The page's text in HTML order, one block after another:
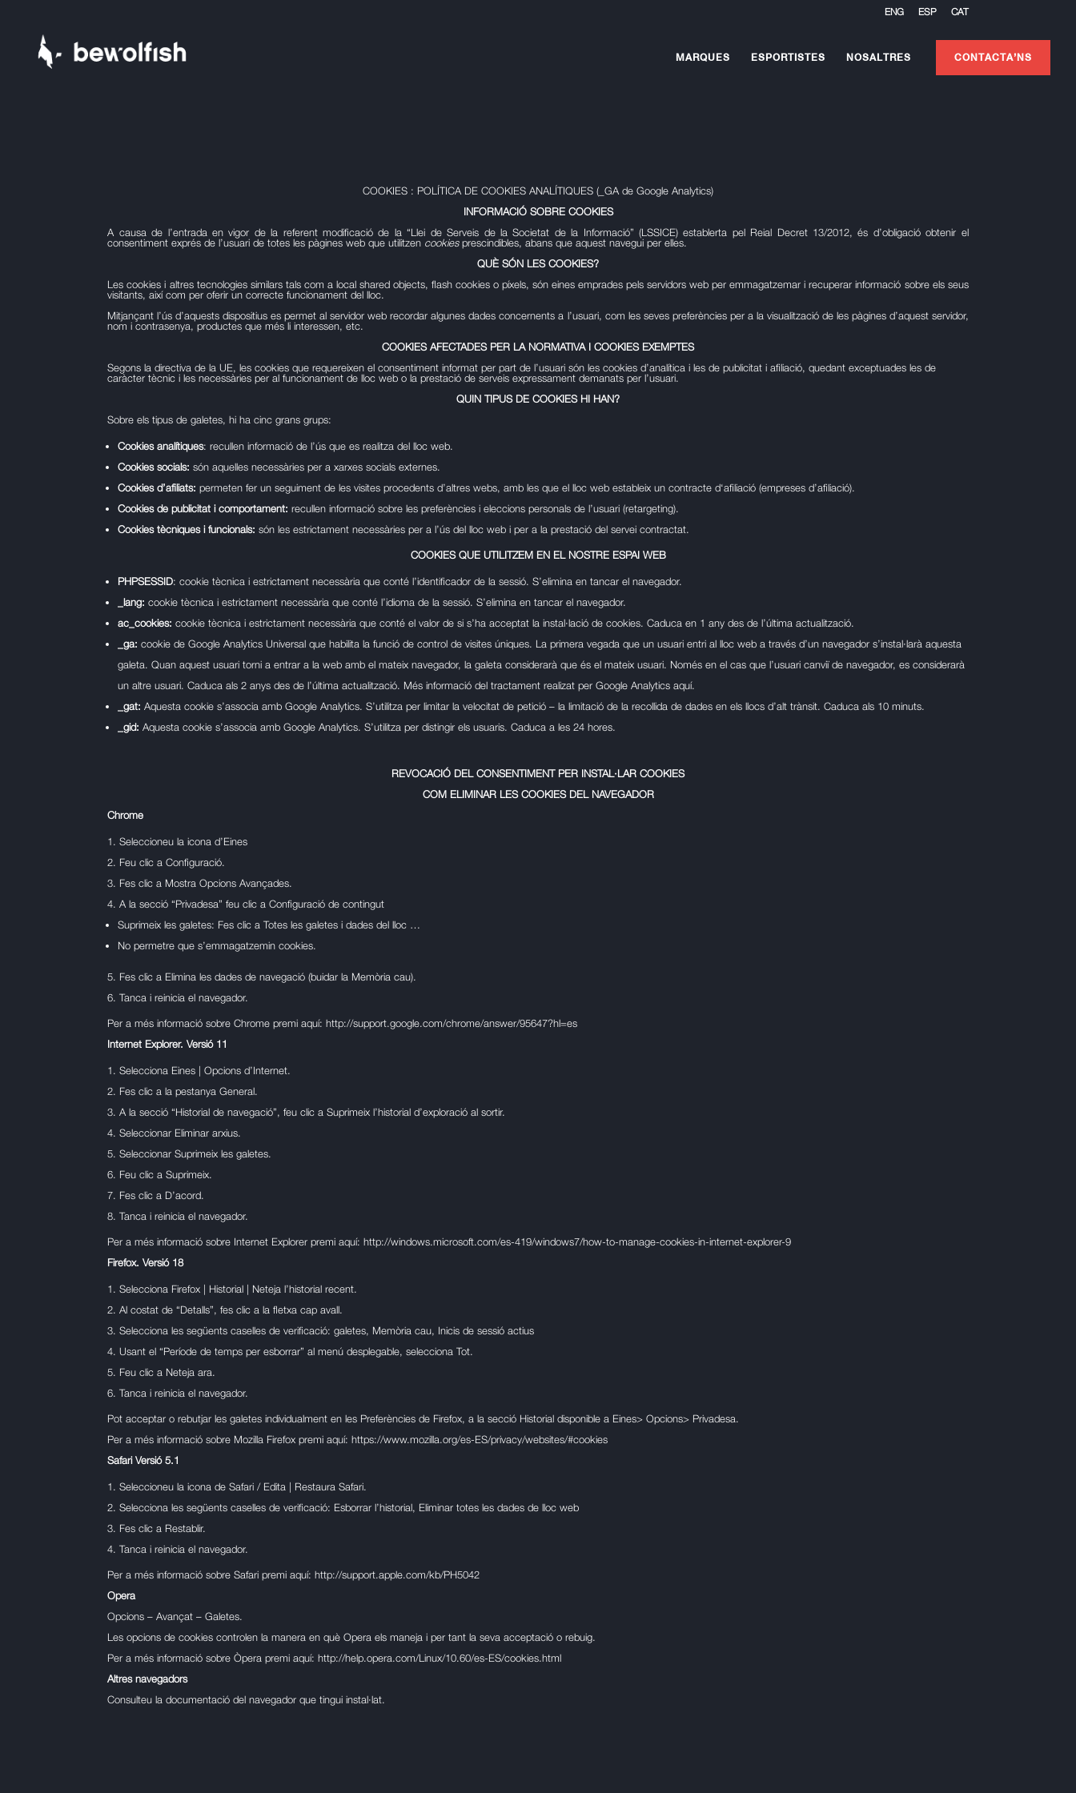
ENG ESP CAT
MARQUES ESPORTISTES NOSALTRES CONTACTA’NS
COOKIES : POLÍTICA DE COOKIES ANALÍTIQUES (_GA de Google Analytics)
INFORMACIÓ SOBRE COOKIES
A causa de l’entrada en vigor de la referent modificació de la “Llei de Serveis de la Societat de la Informació” (LSSICE) establerta pel Reial Decret 13/2012, és d’obligació obtenir el
consentiment exprés de l’usuari de totes les pàgines web que utilitzen cookiesprescindibles, abans que aquest navegui per elles.
QUÈ SÓN LES COOKIES?
Les cookies i altres tecnologies similars tals com a local shared objects, flash cookies o píxels, són eines emprades pels servidors web per emmagatzemar i recuperar informació sobre els seus
visitants, així com per oferir un correcte funcionament del lloc.
Mitjançant l’ús d’aquests dispositius es permet al servidor web recordar algunes dades concernents a l’usuari, com les seves preferències per a la visualització de les pàgines d’aquest servidor,
nom i contrasenya, productes que més li interessen, etc.
COOKIES AFECTADES PER LA NORMATIVA I COOKIES EXEMPTES
Segons la directiva de la UE, les cookies que requereixen el consentiment informat per part de l’usuari són les cookies d’analítica i les de publicitat i afiliació, quedant exceptuades les de
caràcter tècnic i les necessàries per al funcionament de lloc web o la prestació de serveis expressament demanats per l’usuari.
QUIN TIPUS DE COOKIES HI HAN?
Sobre els tipus de galetes, hi ha cinc grans grups:
Cookies analítiques: recullen informació de l’ús que es realitza del lloc web.
Cookies socials: són aquelles necessàries per a xarxes socials externes.
Cookies d’afiliats: permeten fer un seguiment de les visites procedents d’altres webs, amb les que el lloc web estableix un contracte d‘afiliació (empreses d’afiliació).
Cookies de publicitat i comportament: recullen informació sobre les preferències i eleccions personals de l’usuari (retargeting).
Cookies tècniques i funcionals: són les estrictament necessàries per a l’ús del lloc web i per a la prestació del servei contractat.
COOKIES QUE UTILITZEM EN EL NOSTRE ESPAI WEB
PHPSESSID: cookie tècnica i estrictament necessària que conté l’identificador de la sessió. S’elimina en tancar el navegador.
_lang: cookie tècnica i estrictament necessària que conté l’idioma de la sessió. S’elimina en tancar el navegador.
ac_cookies: cookie tècnica i estrictament necessària que conté el valor de si s’ha acceptat la instal·lació de cookies. Caduca en 1 any des de l’última actualització.
_ga: cookie de Google Analytics Universal que habilita la funció de control de visites úniques. La primera vegada que un usuari entri al lloc web a través d’un navegador s’instal·larà aquesta
galeta. Quan aquest usuari torni a entrar a la web amb el mateix navegador, la galeta considerarà que és el mateix usuari. Només en el cas que l’usuari canviï de navegador, es considerarà
un altre usuari. Caduca als 2 anys des de l’última actualització. Més informació del tractament realizat per Google Analyticsaquí.
_gat: Aquesta cookie s’associa amb Google Analytics. S’utilitza per limitar la velocitat de petició – la limitació de la recollida de dades en els llocs d’alt trànsit. Caduca als 10 minuts.
_gid: Aquesta cookie s’associa amb Google Analytics. S’utilitza per distingir els usuaris. Caduca a les 24 hores.
REVOCACIÓ DEL CONSENTIMENT PER INSTAL·LAR COOKIES
COM ELIMINAR LES COOKIES DEL NAVEGADOR
Chrome
Seleccioneu la icona d’Eines
Feu clic a Configuració.
Fes clic a Mostra Opcions Avançades.
A la secció “Privadesa” feu clic a Configuració de contingut
Suprimeix les galetes: Fes clic a Totes les galetes i dades del lloc …
No permetre que s’emmagatzemin cookies.
Fes clic a Elimina les dades de navegació (buidar la Memòria cau).
Tanca i reinicia el navegador.
Per a més informació sobre Chrome premi aquí:http://support.google.com/chrome/answer/95647?hl=es
Internet Explorer. Versió 11
Selecciona Eines | Opcions d’Internet.
Fes clic a la pestanya General.
A la secció “Historial de navegació”, feu clic a Suprimeix l’historial d’exploració al sortir.
Seleccionar Eliminar arxius.
Seleccionar Suprimeix les galetes.
Feu clic a Suprimeix.
Fes clic a D’acord.
Tanca i reinicia el navegador.
Per a més informació sobre Internet Explorer premi aquí:http://windows.microsoft.com/es-419/windows7/how-to-manage-cookies-in-internet-explorer-9
Firefox. Versió 18
Selecciona Firefox | Historial | Neteja l’historial recent.
Al costat de “Detalls”, fes clic a la fletxa cap avall.
Selecciona les següents caselles de verificació: galetes, Memòria cau, Inicis de sessió actius
Usant el “Període de temps per esborrar” al menú desplegable, selecciona Tot.
Feu clic a Neteja ara.
Tanca i reinicia el navegador.
Pot acceptar o rebutjar les galetes individualment en les Preferències de Firefox, a la secció Historial disponible a Eines> Opcions> Privadesa.
Per a més informació sobre Mozilla Firefox premi aquí:https://www.mozilla.org/es-ES/privacy/websites/#cookies
Safari Versió 5.1
Seleccioneu la icona de Safari / Edita | Restaura Safari.
Selecciona les següents caselles de verificació: Esborrar l’historial, Eliminar totes les dades de lloc web
Fes clic a Restablir.
Tanca i reinicia el navegador.
Per a més informació sobre Safari premi aquí:http://support.apple.com/kb/PH5042
Opera
Opcions – Avançat – Galetes.
Les opcions de cookies controlen la manera en què Opera els maneja i per tant la seva acceptació o rebuig.
Per a més informació sobre Òpera premi aquí:http://help.opera.com/Linux/10.60/es-ES/cookies.html
Altres navegadors
Consulteu la documentació del navegador que tingui instal·lat.